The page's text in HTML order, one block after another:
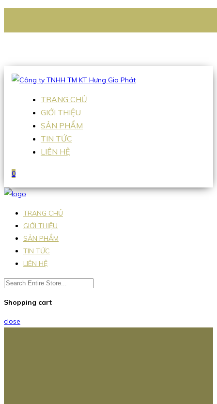
Hotline:0938 336 079
TRANG CHỦ
GIỚI THIỆU
SẢN PHẨM
TIN TỨC
LIÊN HỆ
0
TRANG CHỦ
GIỚI THIỆU
SẢN PHẨM
TIN TỨC
LIÊN HỆ
Shopping cart
close